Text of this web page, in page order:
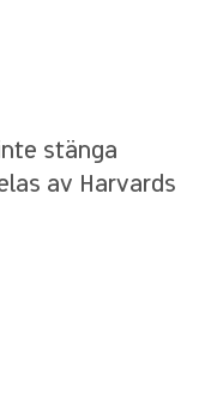
stänga
av Harvards